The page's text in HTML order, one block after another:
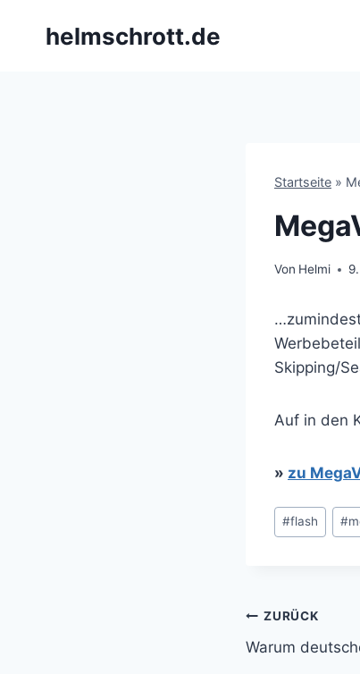
helmschrott.de
Startseite »
Von Helmi
Skipping/
Auf in den
» zu
#flash #
ZURÜCK
Warum